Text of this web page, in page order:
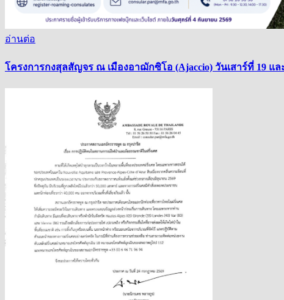
อ่านต่อ
โครงการกงสุลสัญจร ณ เมืองอาฌักซิโอ (Ajaccio) วันเสาร์ที่ 19 แ